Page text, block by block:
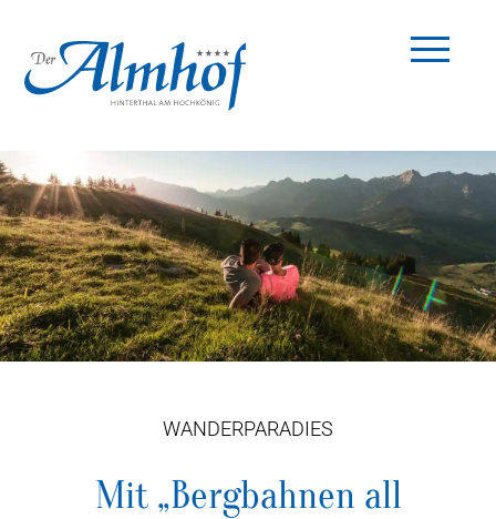
WANDERPARADIES
Mit „Bergbahnen all